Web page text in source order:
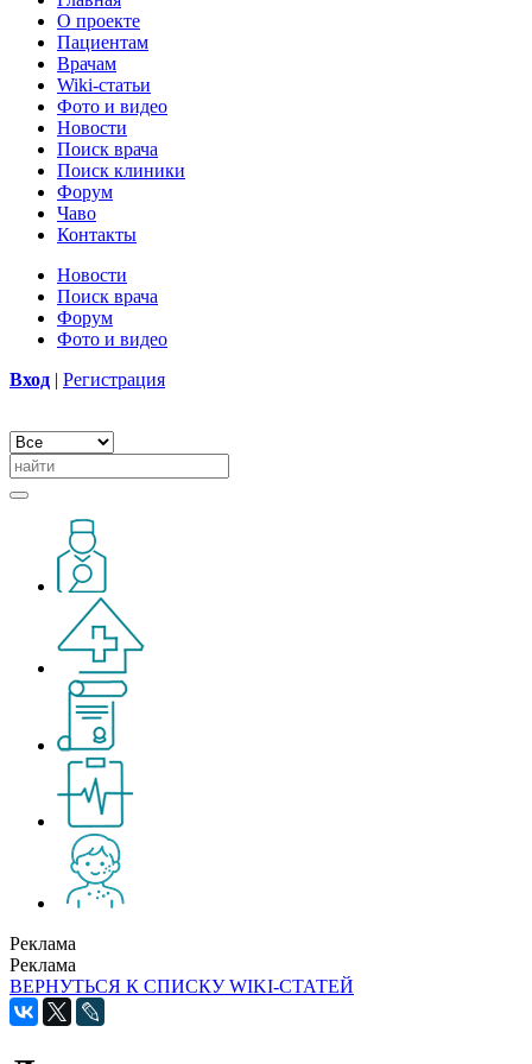
О проекте
Пациентам
Врачам
Wiki-статьи
Фото и видео
Новости
Поиск врача
Поиск клиники
Форум
Чаво
Контакты
Новости
Поиск врача
Форум
Фото и видео
Вход | Регистрация
Реклама
Реклама
ВЕРНУТЬСЯ К СПИСКУ WIKI-СТАТЕЙ